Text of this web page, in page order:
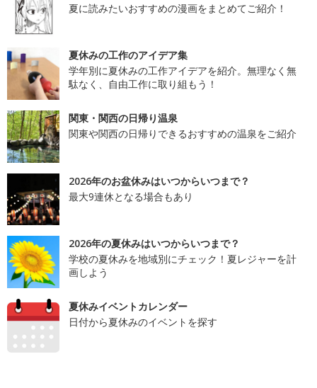
夏に読みたいおすすめの漫画をまとめてご紹介！
夏休みの工作のアイデア集
学年別に夏休みの工作アイデアを紹介。無理なく無
駄なく、自由工作に取り組もう！
関東・関西の日帰り温泉
関東や関西の日帰りできるおすすめの温泉をご紹介
2026年のお盆休みはいつからいつまで？
最大9連休となる場合もあり
2026年の夏休みはいつからいつまで？
学校の夏休みを地域別にチェック！夏レジャーを計
画しよう
夏休みイベントカレンダー
日付から夏休みのイベントを探す